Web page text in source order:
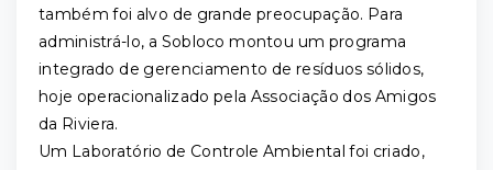
também foi alvo de grande preocupação. Para
administrá-lo, a Sobloco montou um programa
integrado de gerenciamento de resíduos sólidos,
hoje operacionalizado pela Associação dos Amigos
da Riviera.
Um Laboratório de Controle Ambiental foi criado,